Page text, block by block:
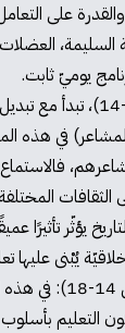
على
السليمة، العضلات
يوميّ ثابت.
المرحلة الابتدائيّة
في هذه
فالاستماع
الثقافات
يؤثّر تأثيرًا
يُبْنى عليها
المرحلة
التعليم